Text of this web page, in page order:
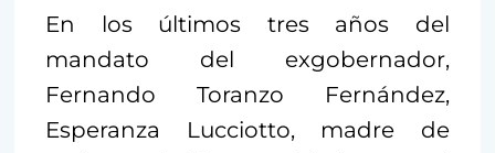
En los últimos tres años del
mandato del exgobernador,
Fernando Toranzo Fernández,
Esperanza Lucciotto, madre de